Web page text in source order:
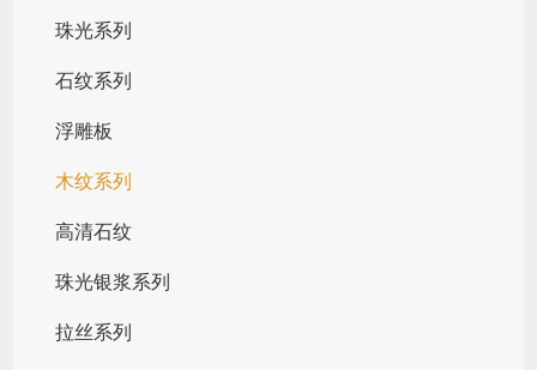
珠光系列
石纹系列
浮雕板
木纹系列
高清石纹
珠光银浆系列
拉丝系列